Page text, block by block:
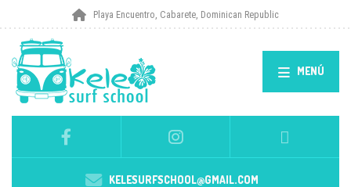
Playa Encuentro, Cabarete, Dominican Republic
MENÚ
KELESURFSCHOOL@GMAIL.COM